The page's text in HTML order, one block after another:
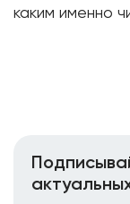
каким именно